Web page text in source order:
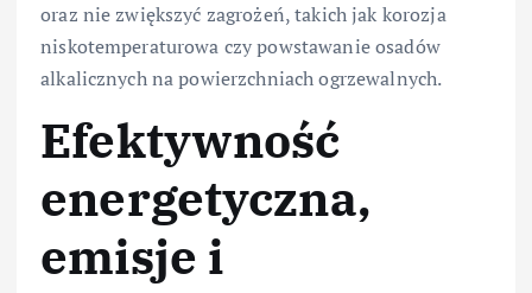
oraz nie zwiększyć zagrożeń, takich jak korozja
niskotemperaturowa czy powstawanie osadów
alkalicznych na powierzchniach ogrzewalnych.
Efektywność
energetyczna,
emisje i